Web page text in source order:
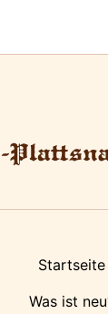
Startseite
Was ist